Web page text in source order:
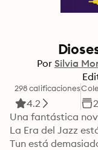
Por Silvia
298 calificaciones
4.2
Una fantástica
La Era del Jazz
Tun está